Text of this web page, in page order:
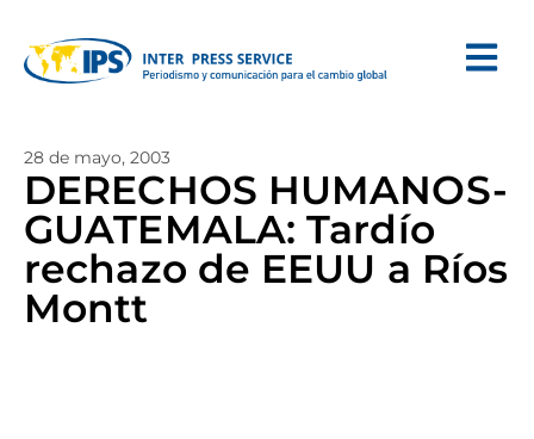
28 de mayo, 2003
DERECHOS HUMANOS-
GUATEMALA: Tardío
rechazo de EEUU a Ríos
Montt